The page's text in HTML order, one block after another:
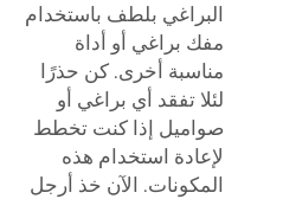
البراغي بلطف باستخدام
مفك براغي أو أداة
مناسبة أخرى. كن حذرًا
لئلا تفقد أي براغي أو
صواميل إذا كنت تخطط
لإعادة استخدام هذه
المكونات. الآن خذ أرجل